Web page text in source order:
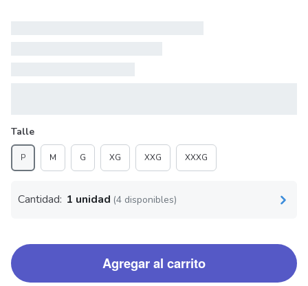
Talle
P M G XG XXG XXXG
Cantidad: 1 unidad (4 disponibles)
Agregar al carrito